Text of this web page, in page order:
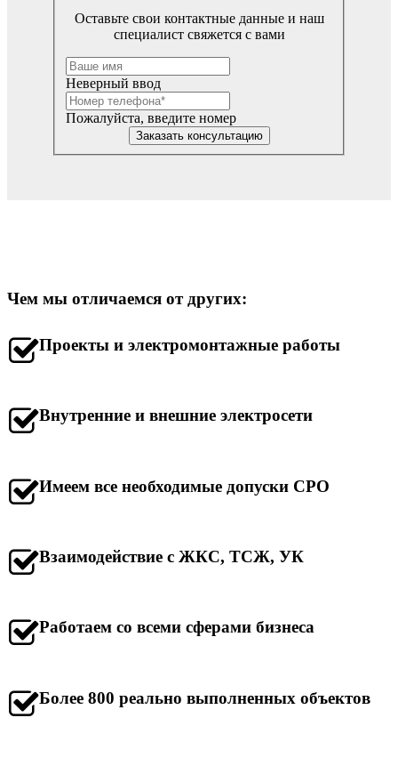
Оставьте свои контактные данные и наш
специалист свяжется с вами
Неверный ввод
Пожалуйста, введите номер
Заказать консультацию
Чем мы отличаемся от других:
Проекты и электромонтажные работы
Внутренние и внешние электросети
Имеем все необходимые допуски СРО
Взаимодействие с ЖКС, ТСЖ, УК
Работаем со всеми сферами бизнеса
Более 800 реально выполненных объектов